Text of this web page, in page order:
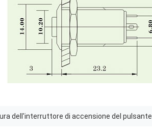
dell'interruttore di accensione del pulsante